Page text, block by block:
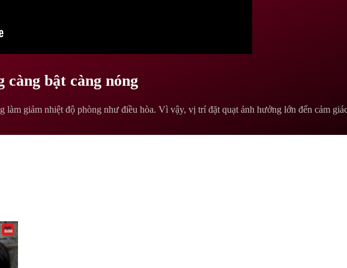
bật càng nóng
giảm nhiệt độ phòng như điều hòa. Vì vậy, vị trí đặt quạt ảnh hưởng lớn đến cảm